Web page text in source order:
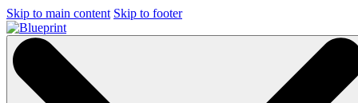
Skip to main content Skip to footer